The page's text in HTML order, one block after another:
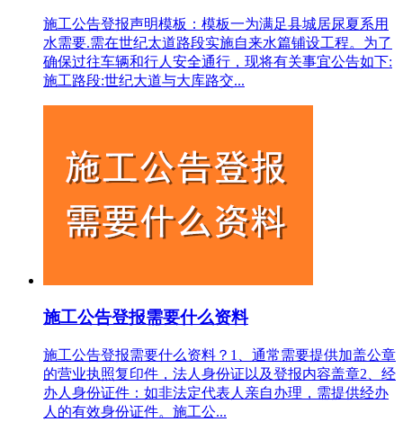
施工公告登报声明模板：模板一为满足县城居尿夏系用
水需要.需在世纪太道路段实施自来水篇铺设工程。为了
确保过往车辆和行人安全通行，现将有关事宜公告如下:
施工路段:世纪大道与大库路交...
施工公告登报需要什么资料
施工公告登报需要什么资料？1‌、通常需要提供加盖公章
的营业执照复印件，法人身份证以及登报内容盖章2、经
办人身份证件‌：如非法定代表人亲自办理，需提供经办
人的有效身份证件。施工公...